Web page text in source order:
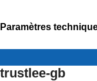
Paramètres
trustlee-gb